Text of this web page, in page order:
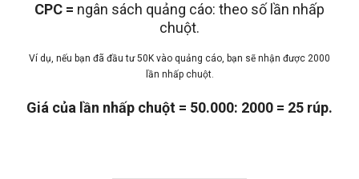
CPC = ngân sách quảng cáo: theo số lần nhấp
chuột.
Ví dụ, nếu bạn đã đầu tư 50K vào quảng cáo, bạn sẽ nhận được 2000
lần nhấp chuột.
Giá của lần nhấp chuột = 50.000: 2000 = 25 rúp.